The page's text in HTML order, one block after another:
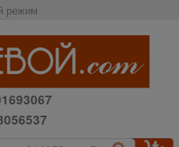
режим